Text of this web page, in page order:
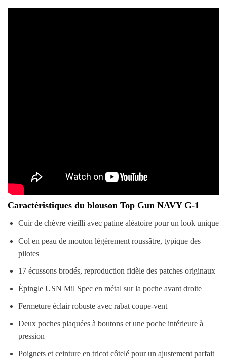
Caractéristiques du blouson Top Gun NAVY G-1
Cuir de chèvre vieilli avec patine aléatoire pour un look unique
Col en peau de mouton légèrement roussâtre, typique des
pilotes
17 écussons brodés, reproduction fidèle des patches originaux
Épingle USN Mil Spec en métal sur la poche avant droite
Fermeture éclair robuste avec rabat coupe-vent
Deux poches plaquées à boutons et une poche intérieure à
pression
Poignets et ceinture en tricot côtelé pour un ajustement parfait